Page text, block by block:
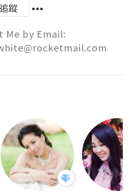
追蹤
Me by Email: